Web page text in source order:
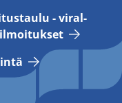
- vi­ral­